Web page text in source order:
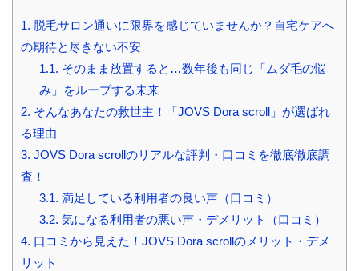
1. 脱毛サロン通いに限界を感じていませんか？自宅ケアへ
の期待と尽きない不安
1.1. そのまま放置すると…数年後も同じ「ムダ毛の悩
み」をループする未来
2. そんなあなたの救世主！「JOVS Dora scroll」が選ばれ
る理由
3. JOVS Dora scrollのリアルな評判・口コミを徹底徹底調
査！
3.1. 満足している利用者の良い声（口コミ）
3.2. 気になる利用者の悪い声・デメリット（口コミ）
4. 口コミから見えた！JOVS Dora scrollのメリット・デメ
リット